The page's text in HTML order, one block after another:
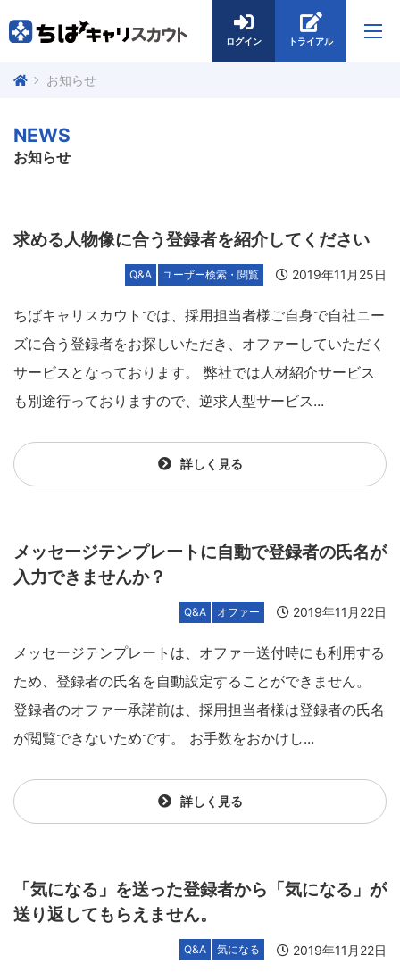
ログイン トライアル
お知らせ
NEWS
お知らせ
求める人物像に合う登録者を紹介してください
Q&A ユーザー検索・閲覧 2019年11月25日
ちばキャリスカウトでは、採用担当者様ご自身で自社ニー
ズに合う登録者をお探しいただき、オファーしていただく
サービスとなっております。 弊社では人材紹介サービス
も別途行っておりますので、逆求人型サービス...
詳しく見る
メッセージテンプレートに自動で登録者の氏名が
入力できませんか？
Q&A オファー 2019年11月22日
メッセージテンプレートは、オファー送付時にも利用する
ため、登録者の氏名を自動設定することができません。
登録者のオファー承諾前は、採用担当者様は登録者の氏名
が閲覧できないためです。 お手数をおかけし...
詳しく見る
「気になる」を送った登録者から「気になる」が
送り返してもらえません。
Q&A 気になる 2019年11月22日